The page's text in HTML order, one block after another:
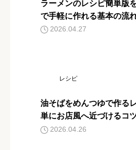
ラーメンのレシピ簡単版
で手軽に作れる基本の流
2026.04.27
レシピ
油そばをめんつゆで作る
単にお店風へ近づけるコ
2026.04.26